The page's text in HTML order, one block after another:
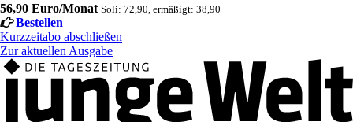
56,90 Euro/Monat Soli: 72,90, ermäßigt: 38,90
Bestellen
Kurzzeitabo abschließen
Zur aktuellen Ausgabe